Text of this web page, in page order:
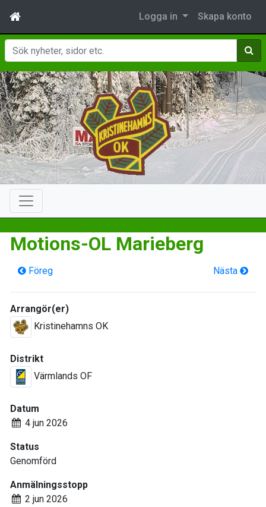
Logga in Skapa konto
Sök
Motions-OL Marieberg
Föreg Nästa
Arrangör(er)
Kristinehamns OK
Distrikt
Värmlands OF
Datum
4 jun 2026
Status
Genomförd
Anmälningsstopp
2 jun 2026